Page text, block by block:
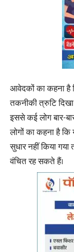
आवेदकों का कहना है
तकनीकी त्रुटि दिखा
इससे कई लोग बार-
लोगों का कहना है
सुधार नहीं किया
वंचित रह सकते हैं।